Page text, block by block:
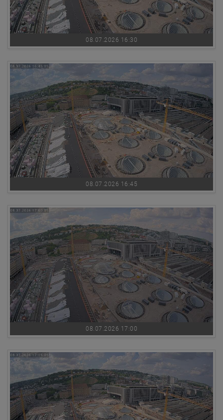
08.07.2026 16:30
08.07.2026 16:45
08.07.2026 17:00